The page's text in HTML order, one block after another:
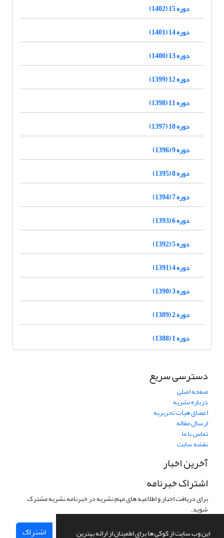
این وب سایت از کوکی ها برای اطمینان از ارائه بهترین
دوره 15 (1402)
دوره 14 (1401)
دوره 13 (1400)
دوره 12 (1399)
دوره 11 (1398)
دوره 10 (1397)
دوره 9 (1396)
دوره 8 (1395)
دوره 7 (1394)
دوره 6 (1393)
دوره 5 (1392)
دوره 4 (1391)
دوره 3 (1390)
دوره 2 (1389)
دوره 1 (1388)
دسترسی سریع
صفحه اصلی
درباره نشریه
اعضای هیات تحریریه
ارسال مقاله
تماس با ما
نقشه سایت
آخرین اخبار
اشتراک خبرنامه
برای دریافت اخبار و اطلاعیه های مهم نشریه در خبرنامه نشریه مشترک
شوید.
اشتراک